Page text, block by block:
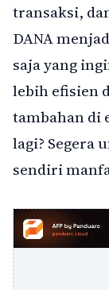
transaksi,
DANA
saja yang
lebih efisien
tambahan di
lagi? Segera
sendiri